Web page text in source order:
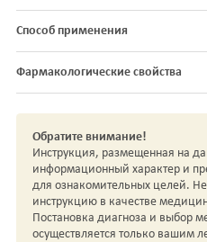
Способ применения
Фармакологические свойства
Обратите внимание!
Инструкция, размещенная на
информационный характер и
для ознакомительных целей.
инструкцию в качестве
Постановка диагноза и выбор
осуществляется только вашим